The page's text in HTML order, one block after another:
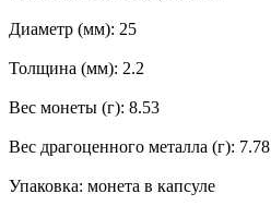
Диаметр (мм): 25
Толщина (мм): 2.2
Вес монеты (г): 8.53
Вес драгоценного металла (г): 7.78
Упаковка: монета в капсуле